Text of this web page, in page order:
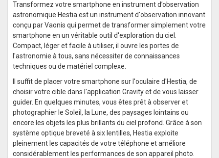
Transformez votre smartphone en instrument d’observation
astronomique Hestia est un instrument d'observation innovant
conçu par Vaonis qui permet de transformer simplement votre
smartphone en un véritable outil d'exploration du ciel.
Compact, léger et facile à utiliser, il ouvre les portes de
l'astronomie à tous, sans nécessiter de connaissances
techniques ou de matériel complexe.
Il suffit de placer votre smartphone sur l'oculaire d'Hestia, de
choisir votre cible dans l'application Gravity et de vous laisser
guider. En quelques minutes, vous êtes prêt à observer et
photographier le Soleil, la Lune, des paysages lointains ou
encore les objets les plus brillants du ciel profond. Grâce à son
système optique breveté à six lentilles, Hestia exploite
pleinement les capacités de votre téléphone et améliore
considérablement les performances de son appareil photo.